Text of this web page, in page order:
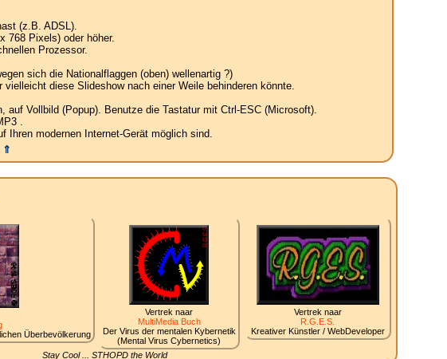
(z.B. ADSL).
768 Pixels) oder höher.
Prozessor.
sich die Nationalflaggen (oben) wellenartig ?)
diese Slideshow nach einer Weile behinderen könnte.
Vollbild (Popup). Benutze die Tastatur mit Ctrl-ESC (Microsoft).
.
Ihren modernen Internet-Gerät möglich sind.
⇑
Überbevölkerung
Vertrek naar
MultiMedia Buch
Der Virus der mentalen Kybernetik
(Mental Virus Cybernetics)
Vertrek naar
R.G.E.S.
Kreativer Künstler / WebDeveloper
Stay Cool ... STHOPD the World